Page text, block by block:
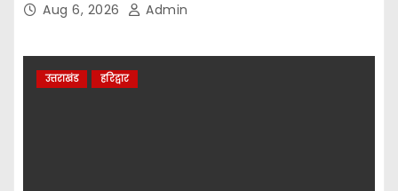
Aug 6, 2026 Admin
उत्तराखंड हरिद्वार